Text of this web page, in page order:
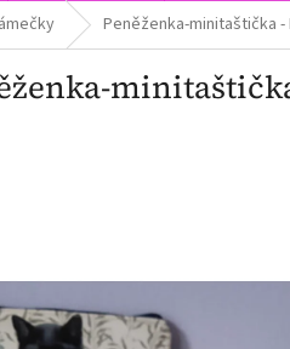
Peněženka-minitaštička -